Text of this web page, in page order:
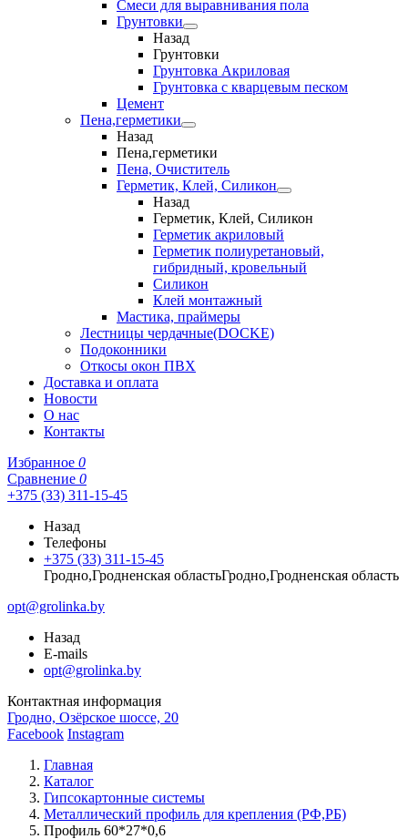
Смеси для выравнивания пола
Грунтовки
Назад
Грунтовки
Грунтовка Акриловая
Грунтовка с кварцевым песком
Цемент
Пена,герметики
Назад
Пена,герметики
Пена, Очиститель
Герметик, Клей, Силикон
Назад
Герметик, Клей, Силикон
Герметик акриловый
Герметик полиуретановый,
гибридный, кровельный
Силикон
Клей монтажный
Мастика, праймеры
Лестницы чердачные(DOCKE)
Подоконники
Откосы окон ПВХ
Доставка и оплата
Новости
О нас
Контакты
Избранное 0
Сравнение 0
+375 (33) 311-15-45
Назад
Телефоны
+375 (33) 311-15-45
Гродно,Гродненская областьГродно,Гродненская область
opt@grolinka.by
Назад
E-mails
opt@grolinka.by
Контактная информация
Гродно, Озёрское шоссе, 20
Facebook Instagram
Главная
Каталог
Гипсокартонные системы
Металлический профиль для крепления (РФ,РБ)
Профиль 60*27*0,6